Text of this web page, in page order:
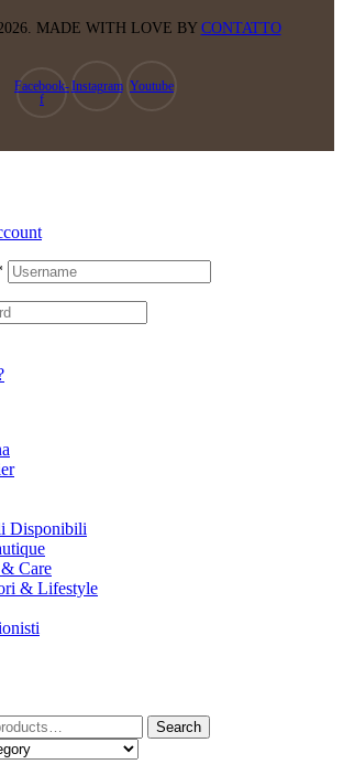
MADE WITH LOVE BY CONTATTO
Facebook-
f
Instagram Youtube
Disponibili
Care
& Lifestyle
Search